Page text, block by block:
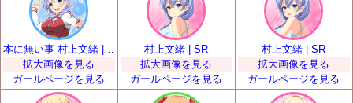
拡大画像を見る
ガールページを見る
村上文緒 | SR
拡大画像を見る
ガールページを見る
村上文緒 | SR
拡大画像を見る
ガールページを見る